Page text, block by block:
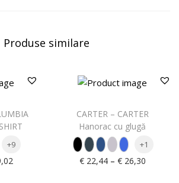
Produse similare
+9
CARTER – CARTER
Hanorac cu glugă
+1
€22,44 – €26,30